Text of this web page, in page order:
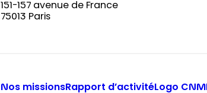
151-157 avenue de France
75013 Paris
Nos missionsRapport d’activitéLogo CNM